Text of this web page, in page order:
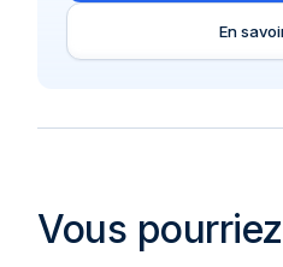
En
Vous